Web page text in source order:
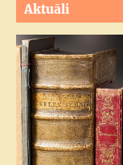
Aktuāli